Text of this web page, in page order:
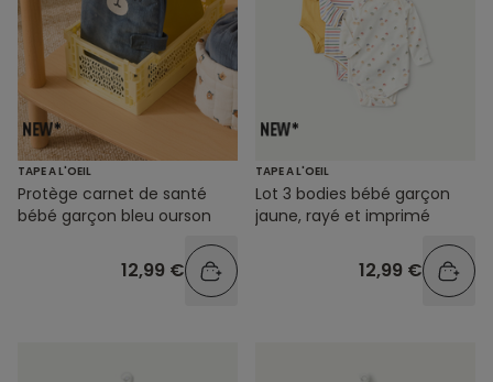
TAPE A L'OEIL
Protège carnet de santé
bébé garçon bleu ourson
12,99 €
TAPE A L'OEIL
Lot 3 bodies bébé garçon
jaune, rayé et imprimé
12,99 €